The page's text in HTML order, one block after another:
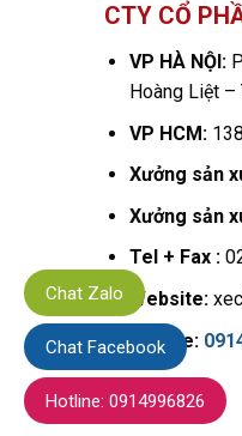
CTY CỔ
VP HÀ NỘI:
Hoàng Liệt –
VP HCM:
Xưởng sản
Xưởng sản
Tel + Fax :
Website:
Hotline:
Chat Zalo
Chat Facebook
Hotline: 0914996826